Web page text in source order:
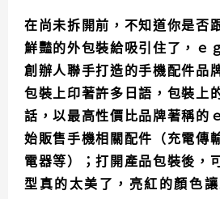
在尚未拆開前，不知道你是否
鮮豔的外包裝給吸引住了，ｅ
創辦人聯手打造的手機配件品
包裝上印著許多日語，包裝上
話，以最高性價比品牌著稱的
始販售手機相關配件（充電傳
電器等）； 打開產品包裝後，
型真的太美了，亮紅的顏色